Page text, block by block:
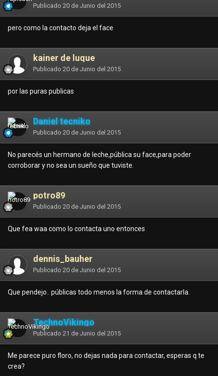
Publicado 20 de Junio del 2015
pero como la contacto deja el face
kainer de luque
Publicado 20 de Junio del 2015
por las puras publicas
Daniel tecniko
Publicado 20 de Junio del 2015
No parecés un hermano de leche,pública su face,para poder
corroborar y no sea un sueño que tuviste.
potro89
Publicado 20 de Junio del 2015
Que fea waa como lo contacta uno entonces
dennis_bauher
Publicado 20 de Junio del 2015
Que pendejo.. públicas todo menos la forma de contactarla.
TechnoVikingo
Publicado 21 de Junio del 2015
Me parece puro floro, no dejas nada para contactar, esperas q te
crea?